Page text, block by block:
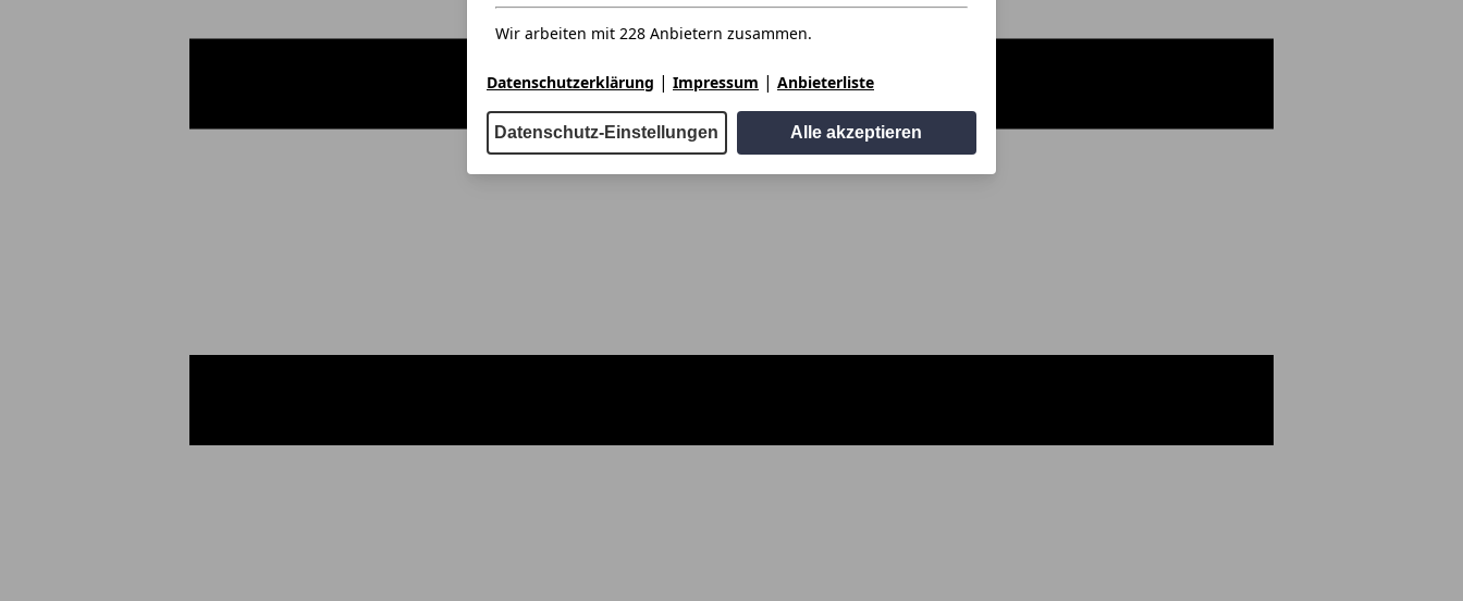
Wir arbeiten mit 228 Anbietern zusammen.
Datenschutzerklärung | Impressum | Anbieterliste
Datenschutz-Einstellungen Alle akzeptieren